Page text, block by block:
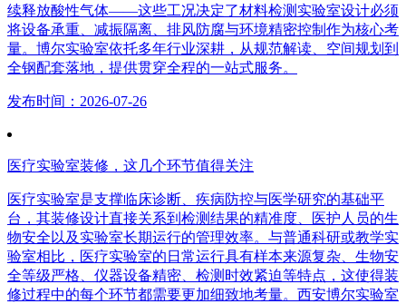
续释放酸性气体——这些工况决定了材料检测实验室设计必须
将设备承重、减振隔离、排风防腐与环境精密控制作为核心考
量。博尔实验室依托多年行业深耕，从规范解读、空间规划到
全钢配套落地，提供贯穿全程的一站式服务。
发布时间：2026-07-26
医疗实验室装修，这几个环节值得关注
医疗实验室是支撑临床诊断、疾病防控与医学研究的基础平
台，其装修设计直接关系到检测结果的精准度、医护人员的生
物安全以及实验室长期运行的管理效率。与普通科研或教学实
验室相比，医疗实验室的日常运行具有样本来源复杂、生物安
全等级严格、仪器设备精密、检测时效紧迫等特点，这使得装
修过程中的每个环节都需要更加细致地考量。西安博尔实验室